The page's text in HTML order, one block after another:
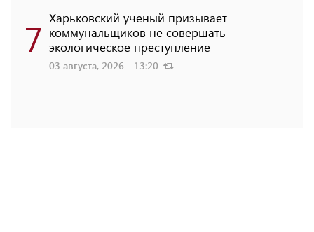
7 Харьковский ученый призывает
коммунальщиков не совершать
экологическое преступление
03 августа, 2026 - 13:20